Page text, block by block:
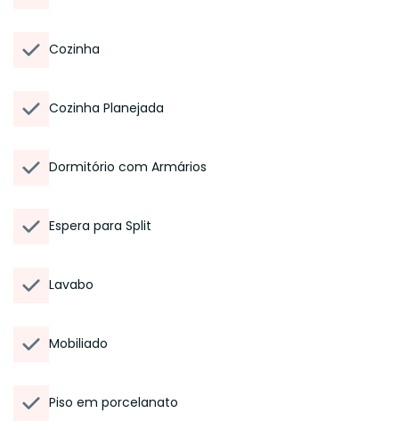
Cozinha
Cozinha Planejada
Dormitório com Armários
Espera para Split
Lavabo
Mobiliado
Piso em porcelanato